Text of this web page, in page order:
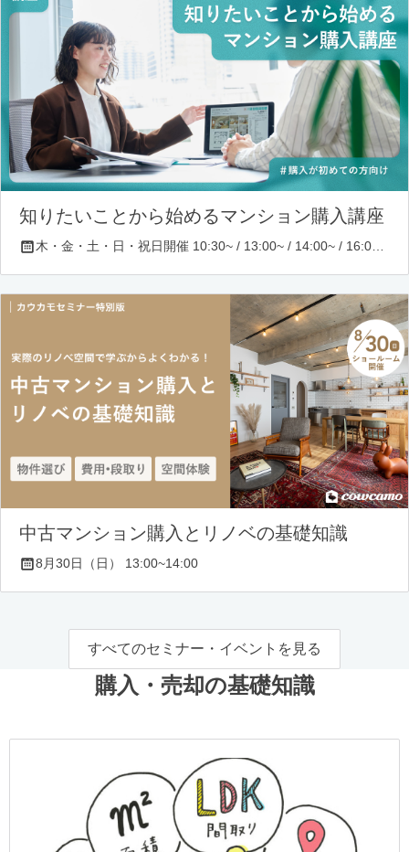
知りたいことから始めるマンション購入講座
木・金・土・日・祝日開催 10:30~ / 13:00~ / 14:00~ / 16:00~ / 17:00~/ 18:30~/ 19:30~
中古マンション購入とリノベの基礎知識
8月30日（日） 13:00~14:00
すべてのセミナー・イベントを見る
購入・売却の基礎知識